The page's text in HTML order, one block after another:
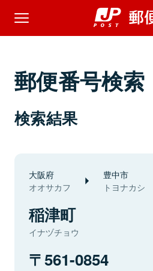
郵便番号検索
検索結果
大阪府
オオサカフ
豊中市
トヨナカシ
稲津町
イナヅチョウ
561-0854